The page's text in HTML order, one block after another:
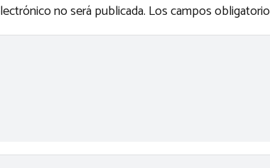
no será publicada. Los campos